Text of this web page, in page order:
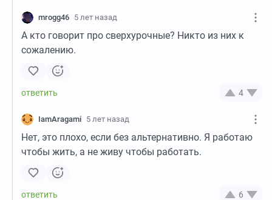
mrogg46 5 лет назад
А кто говорит про сверхурочные? Никто из них к
сожалению.
4
IamAragami 5 лет назад
Нет, это плохо, если без альтернативно. Я работаю
чтобы жить, а не живу чтобы работать.
6